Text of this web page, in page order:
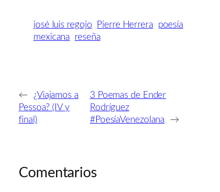
josé luis regojo Pierre Herrera
poesía
mexicana
reseña
←
¿Viajamos a
Pessoa? (IV y
final)
3 Poemas de Ender
Rodríguez
#PoesíaVenezolana
→
Comentarios